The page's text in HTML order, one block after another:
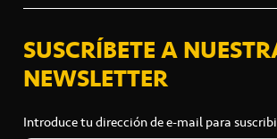
SUSCRÍBETE A
NEWSLETTER
Introduce tu dirección de e-mail para